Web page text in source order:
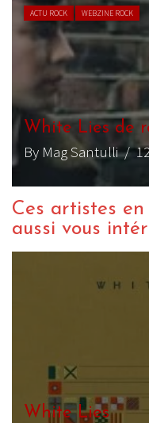
ACTU ROCK WEBZINE ROCK
White Lies de
By Mag Santulli/ 12
Ces artistes
aussi vous
White Lies